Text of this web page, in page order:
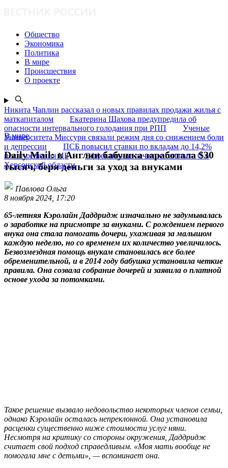
Общество
Экономика
Политика
В мире
Происшествия
О проекте
Никита Чаплин рассказал о новых правилах продажи жилья с
маткапиталом
Екатерина Шахова предупредила об
опасности интервального голодания при РПП
Ученые
Университета Миссури связали режим дня со снижением боли
и депрессии
ПСБ повысил ставки по вкладам до 14,2%
после решения ЦБ
Эффективное лечение гепатита C в
Херсонской области
В мире
Daily Mail: в Англии бабушка заработала $30
тысяч, беря деньги за уход за внуками
Павлова Ольга
8 ноября 2024, 17:20
65-летняя Кэролайн Даддридж изначально не задумывалась
о заработке на присмотре за внуками. С рождением первого
внука она стала помогать дочери, ухаживая за малышом
каждую неделю, но со временем их количество увеличилось.
Безвозмездная помощь внукам становилась все более
обременительной, и в 2014 году бабушка установила четкие
правила. Она созвала собрание дочерей и заявила о платной
основе ухода за потомками.
Такое решение вызвало недовольство некоторых членов семьи,
однако Кэролайн осталась непреклонной. Она установила
расценки существенно ниже стоимости услуг няни.
Несмотря на критику со стороны окружения, Даддридж
считает свой подход справедливым. «Моя мать вообще не
помогала мне с детьми», — вспоминает она.